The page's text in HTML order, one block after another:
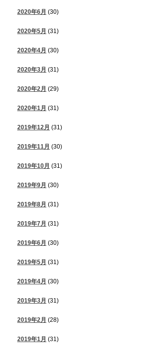
2020年6月 (30)
2020年5月 (31)
2020年4月 (30)
2020年3月 (31)
2020年2月 (29)
2020年1月 (31)
2019年12月 (31)
2019年11月 (30)
2019年10月 (31)
2019年9月 (30)
2019年8月 (31)
2019年7月 (31)
2019年6月 (30)
2019年5月 (31)
2019年4月 (30)
2019年3月 (31)
2019年2月 (28)
2019年1月 (31)